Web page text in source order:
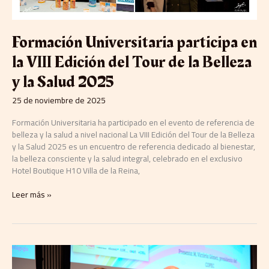
Formación Universitaria participa en
la VIII Edición del Tour de la Belleza
y la Salud 2025
25 de noviembre de 2025
Formación Universitaria ha participado en el evento de referencia de
belleza y la salud a nivel nacional La VIII Edición del Tour de la Belleza
y la Salud 2025 es un encuentro de referencia dedicado al bienestar,
la belleza consciente y la salud integral, celebrado en el exclusivo
Hotel Boutique H10 Villa de la Reina,
Leer más »
COPEC,
cuando